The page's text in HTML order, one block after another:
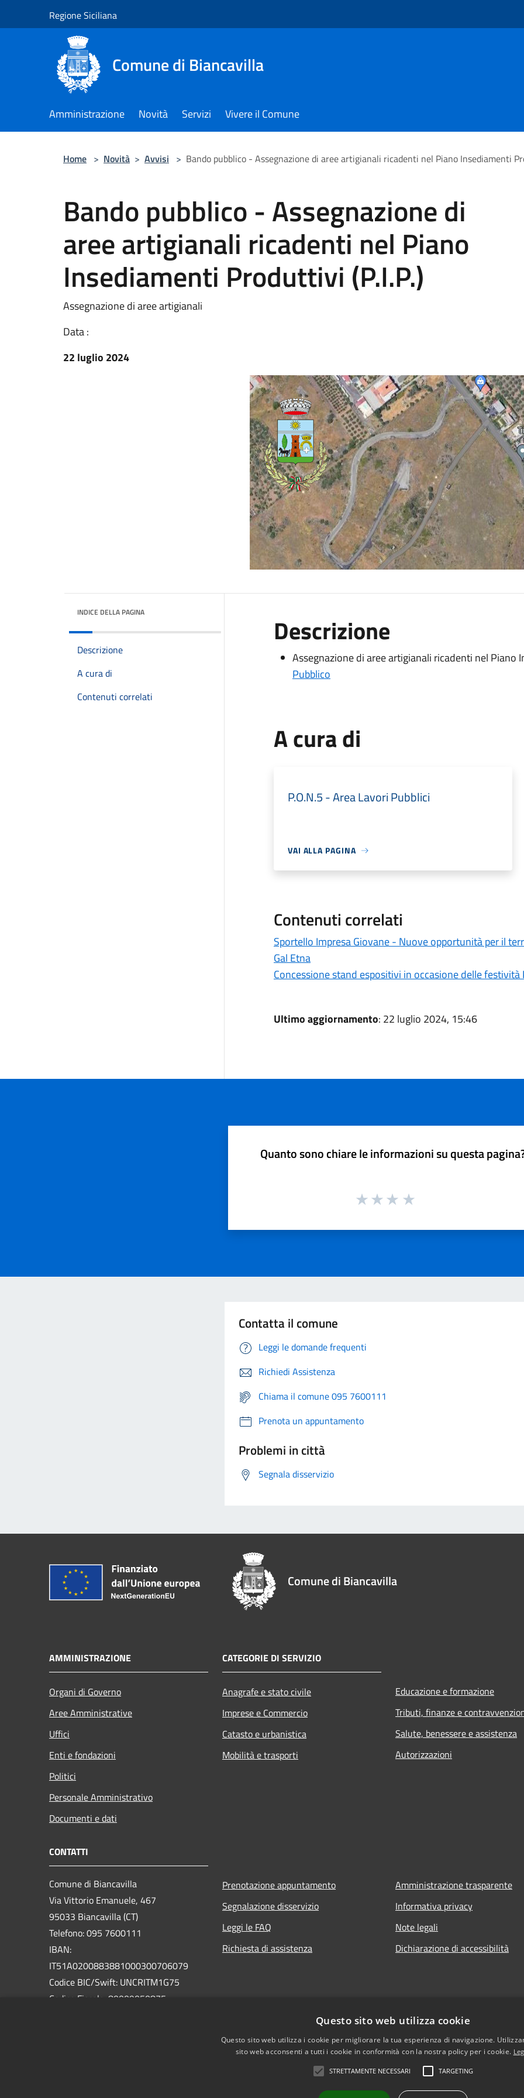
Regione Siciliana
Comune di Biancavilla
Amministrazione Novità Servizi Vivere il Comune
Home > Novità > Avvisi > Bando pubblico - Assegnazione di aree artigianali ricadenti nel Piano Insediamenti
Bando pubblico - Assegnazione di
aree artigianali ricadenti nel Piano
Insediamenti Produttivi (P.I.P.)
Assegnazione di aree artigianali
Data :
22 luglio 2024
INDICE DELLA PAGINA
Descrizione
A cura di
Contenuti correlati
Descrizione
Assegnazione di aree artigianali ricadenti nel
Pubblico
A cura di
P.O.N.5 - Area Lavori Pubblici
VAI ALLA PAGINA
Contenuti correlati
Sportello Impresa Giovane - Nuove opportunità per il
Gal Etna
Concessione stand espositivi in occasione delle
Ultimo aggiornamento: 22 luglio 2024, 15:46
Quanto sono chiare le informazioni su questa
Contatta il comune
Leggi le domande frequenti
Richiedi Assistenza
Chiama il comune 095 7600111
Prenota un appuntamento
Problemi in città
Segnala disservizio
Comune di Biancavilla
AMMINISTRAZIONE
Organi di Governo
Aree Amministrative
Uffici
Enti e fondazioni
Politici
Personale Amministrativo
Documenti e dati
CATEGORIE DI SERVIZIO
Anagrafe e stato civile
Imprese e Commercio
Catasto e urbanistica
Mobilità e trasporti
Educazione e formazione
Tributi, finanze e
Salute, benessere e assistenza
Autorizzazioni
CONTATTI
Comune di Biancavilla
Via Vittorio Emanuele, 467
95033 Biancavilla (CT)
Telefono: 095 7600111
IBAN:
IT51A0200883881000300706079
Codice BIC/Swift: UNCRITM1G75
Codice Fiscale: 80009050875
Prenotazione appuntamento
Segnalazione disservizio
Leggi le FAQ
Richiesta di assistenza
Amministrazione trasparente
Informativa privacy
Note legali
Dichiarazione di accessibilità
Questo sito web utilizza cookie
Questo sito web utilizza i cookie per migliorare la tua esperienza di navigazione.
sito web acconsenti a tutti i cookie in conformità con la nostra policy per i cookie.
STRETTAMENTE NECESSARI TARGETING